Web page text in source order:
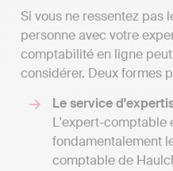
Si vous ne ressentez pas
personne avec votre
comptabilité en ligne
considérer. Deux formes
Le service
L'expert-comptable
fondamentalement
comptable de